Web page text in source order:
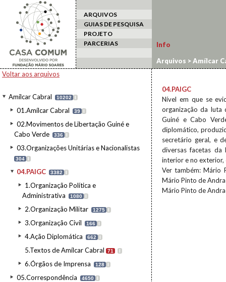
ARQUIVOS
GUIAS DE PESQUISA
PROJETO
PARCERIAS
Voltar aos arquivos
Amílcar Cabral 10202 I
01.Amílcar Cabral 39 I
02.Movimentos de Libertação Guiné e
Cabo Verde
336 I
03.Organizações Unitárias e Nacionalistas
304 I
04.PAIGC 3382 I
1.Organização Política e
Administrativa
1080 I
2.Organização Militar 1275 I
3.Organização Civil 166 I
4.Ação Diplomática 662 I
5.Textos de Amílcar Cabral 71 I
6.Órgãos de Imprensa 128 I
05.Correspondência 4650 I
Info
Arquivos >Amílcar
04.PAIGC
Nível em que se
organização da luta
Guiné e Cabo
diplomático,
secretário geral, e
diversas facetas da
interior e no exterior,
Ver também: Mário
Mário Pinto de
Mário Pinto de